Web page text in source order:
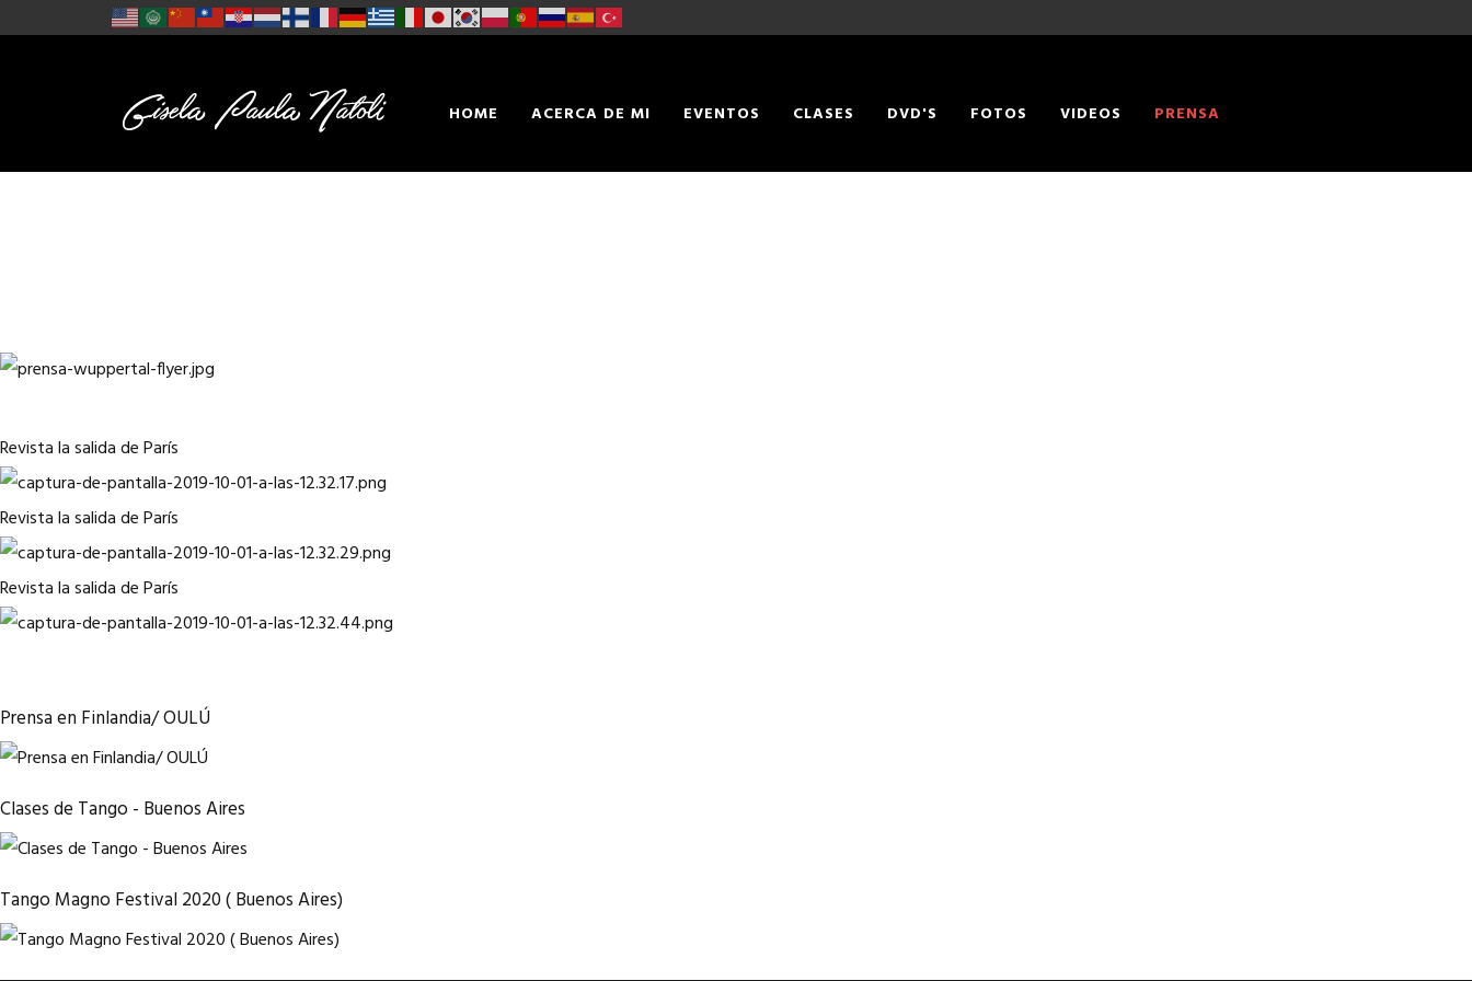
HOME ACERCA DE MI EVENTOS CLASES DVD'S FOTOS VIDEOS PRENSA
Revista la salida de París
Revista la salida de París
Revista la salida de París
Prensa en Finlandia/ OULÚ
Clases de Tango - Buenos Aires
Tango Magno Festival 2020 ( Buenos Aires)